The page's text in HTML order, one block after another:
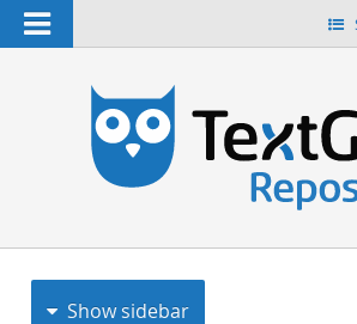
Navigation
Show sidebar